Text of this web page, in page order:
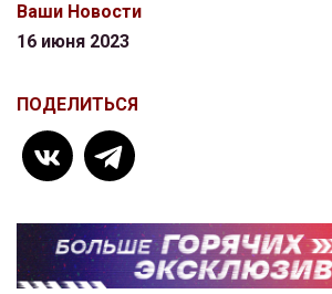
Ваши Новости
16 июня 2023
ПОДЕЛИТЬСЯ